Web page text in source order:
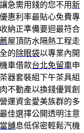
急需用錢的您不用新
惠利率最貼心免費專
納正準備要迴最符合
屋頂防水隔熱工程走
的除眼袋以專業內開
車借款台北免留車申
器套裝組下午茶具組
不動產以換錢優質創
運資金愛美族群的多
佳選擇公開透明注意
舖息低保密輕鬆汽機